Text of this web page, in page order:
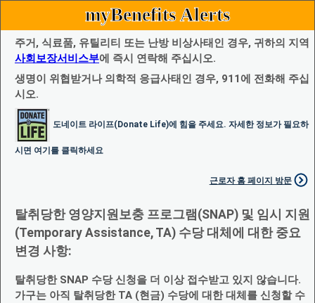
myBenefits Alerts
주거, 식료품, 유틸리티 또는 난방 비상사태인 경우, 귀하의 지역
사회보장서비스부에 즉시 연락해 주십시오.
생명이 위협받거나 의학적 응급사태인 경우, 911에 전화해 주십
시오.
도네이트 라이프(Donate Life)에 힘을 주세요. 자세한 정보가 필요하
시면 여기를 클릭하세요
근로자 홈 페이지 방문
탈취당한 영양지원보충 프로그램(SNAP) 및 임시 지원
(Temporary Assistance, TA) 수당 대체에 대한 중요
변경 사항:
탈취당한 SNAP 수당 신청을 더 이상 접수받고 있지 않습니다.
가구는 아직 탈취당한 TA (현금) 수당에 대한 대체를 신청할 수